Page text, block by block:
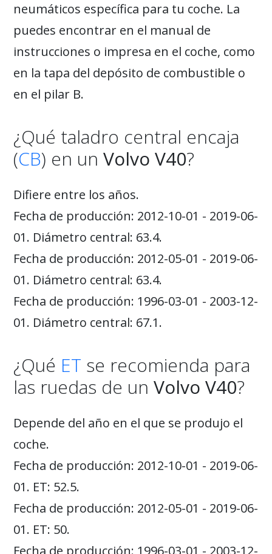
neumáticos específica para tu coche. La
puedes encontrar en el manual de
instrucciones o impresa en el coche, como
en la tapa del depósito de combustible o
en el pilar B.
¿Qué taladro central encaja
(CB) en un Volvo V40?
Difiere entre los años.
Fecha de producción: 2012-10-01 - 2019-06-
01. Diámetro central: 63.4.
Fecha de producción: 2012-05-01 - 2019-06-
01. Diámetro central: 63.4.
Fecha de producción: 1996-03-01 - 2003-12-
01. Diámetro central: 67.1.
¿Qué ET se recomienda para
las ruedas de un Volvo V40?
Depende del año en el que se produjo el
coche.
Fecha de producción: 2012-10-01 - 2019-06-
01. ET: 52.5.
Fecha de producción: 2012-05-01 - 2019-06-
01. ET: 50.
Fecha de producción: 1996-03-01 - 2003-12-